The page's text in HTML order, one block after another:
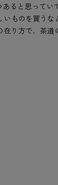
ると思ってい
ものを買うな
り方で、茶道